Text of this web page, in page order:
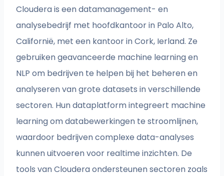
Cloudera is een datamanagement- en
analysebedrijf met hoofdkantoor in Palo Alto,
Californië, met een kantoor in Cork, Ierland. Ze
gebruiken geavanceerde machine learning en
NLP om bedrijven te helpen bij het beheren en
analyseren van grote datasets in verschillende
sectoren. Hun dataplatform integreert machine
learning om databewerkingen te stroomlijnen,
waardoor bedrijven complexe data-analyses
kunnen uitvoeren voor realtime inzichten. De
tools van Cloudera ondersteunen sectoren zoals